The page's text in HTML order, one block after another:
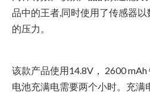
品中的王者,同时使用了传感器
的压力。
该款产品使用14.8V， 2600 mAh
电池充满电需要两个小时。充满